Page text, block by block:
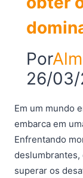
Por
26/
Em um mundo
embarca em
Enfrentando
deslumbrantes,
superar os